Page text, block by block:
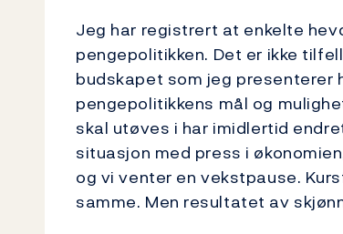
Jeg har registrert at enkelte
pengepolitikken. Det er ikke
budskapet som jeg presenterer
pengepolitikkens mål og
skal utøves i har imidlertid
situasjon med press i
og vi venter en vekstpause.
samme. Men resultatet av